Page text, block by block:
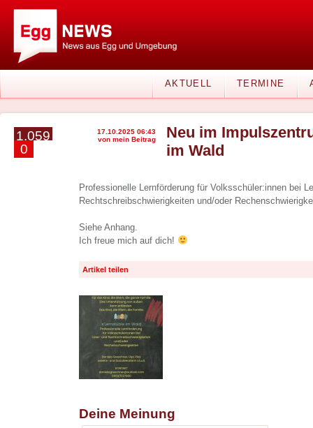
AKTUELL TERMINE
1.059
0
17.10.2025 06:43
von mein Beitrag
Neu im
im Wald
Professionelle Lernförderung für Volksschüler:innen bei
Rechtschreibschwierigkeiten und/oder
Siehe Anhang.
Ich freue mich auf dich!
Artikel teilen
Deine Meinung